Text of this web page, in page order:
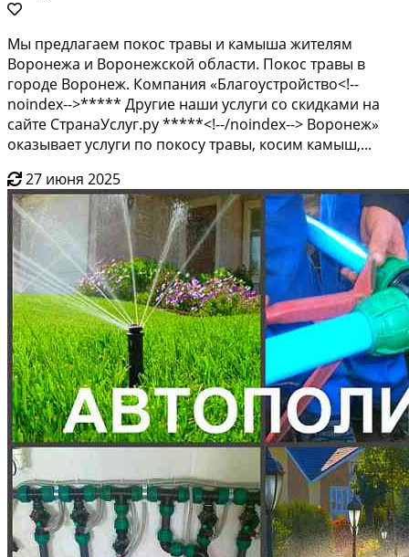
Мы предлагаем покос травы и камыша жителям
Воронежа и Воронежской области. Покос травы в
городе Воронеж. Компания «Благоустройство<!--
noindex-->***** Другие наши услуги со скидками на
сайте СтранаУслуг.ру *****<!--/noindex--> Воронеж»
оказывает услуги по покосу травы, косим камыш,...
27 июня 2025